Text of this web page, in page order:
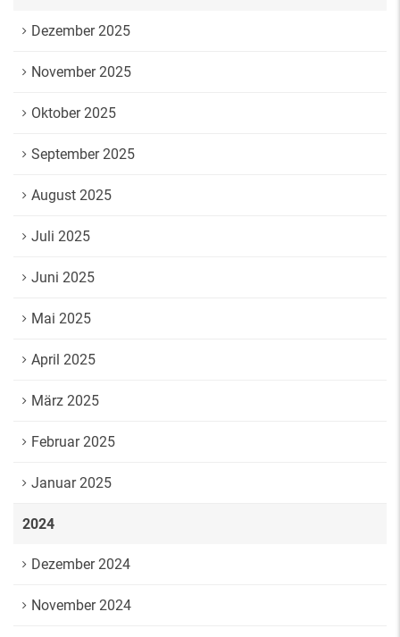
Dezember 2025
November 2025
Oktober 2025
September 2025
August 2025
Juli 2025
Juni 2025
Mai 2025
April 2025
März 2025
Februar 2025
Januar 2025
2024
Dezember 2024
November 2024